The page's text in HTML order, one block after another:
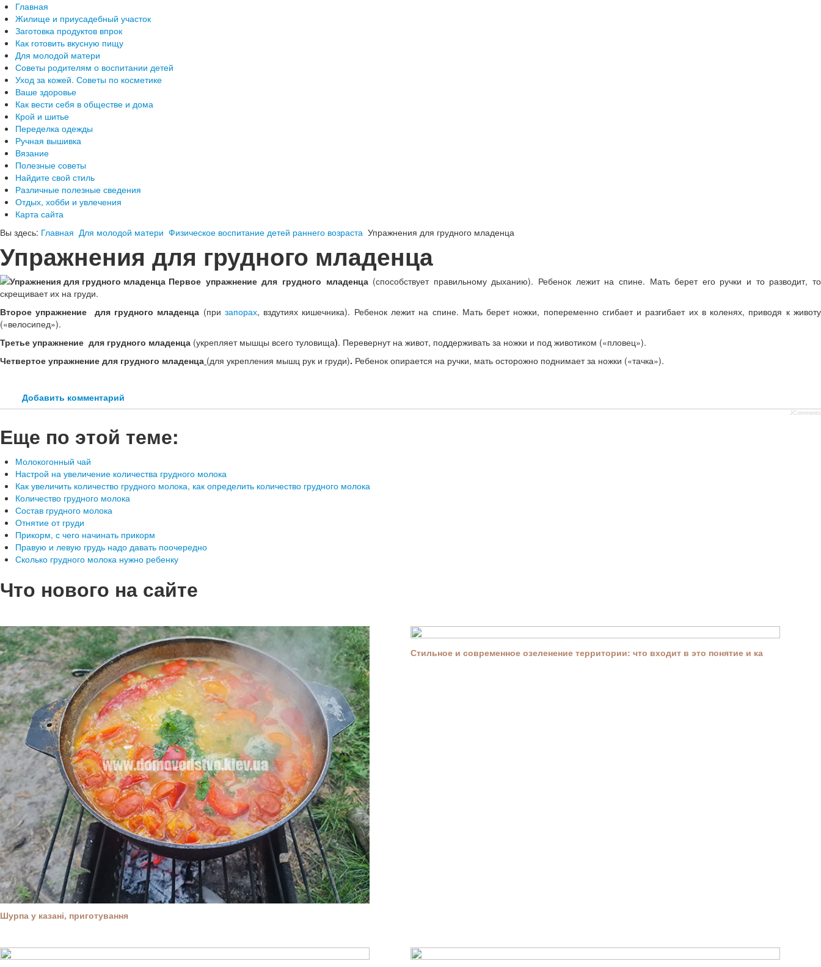
Главная
Жилище и приусадебный участок
Заготовка продуктов впрок
Как готовить вкусную пищу
Для молодой матери
Советы родителям о воспитании детей
Уход за кожей. Советы по косметике
Ваше здоровье
Как вести себя в обществе и дома
Крой и шитье
Переделка одежды
Ручная вышивка
Вязание
Полезные советы
Найдите свой стиль
Различные полезные сведения
Отдых, хобби и увлечения
Карта сайта
Вы здесь: Главная Для молодой матери Физическое воспитание детей раннего возраста Упражнения для грудного младенца
Упражнения для грудного младенца
Первое упражнение для грудного младенца (способствует правильному дыханию). Ребенок лежит на спине. Мать берет его ручки и то разводит, то
скрещивает их на груди.
Второе упражнение для грудного младенца (при запорах, вздутиях кишечника). Ребенок лежит на спине. Мать берет ножки, попеременно сгибает и разгибает их в коленях, приводя к животу
(«велосипед»).
Третье упражнение для грудного младенца (укрепляет мышцы всего туловища). Перевернут на живот, поддерживать за ножки и под животиком («пловец»).
Четвертое упражнение для грудного младенца (для укрепления мышц рук и груди). Ребенок опирается на ручки, мать осторожно поднимает за ножки («тачка»).
Добавить комментарий
JComments
Еще по этой теме:
Молокогонный чай
Настрой на увеличение количества грудного молока
Как увеличить количество грудного молока, как определить количество грудного молока
Количество грудного молока
Состав грудного молока
Отнятие от груди
Прикорм, с чего начинать прикорм
Правую и левую грудь надо давать по­очередно
Сколько грудного молока нужно ребенку
Что нового на сайте
Шурпа у казані, приготування
Стильное и современное озеленение территории: что входит в это понятие и ка